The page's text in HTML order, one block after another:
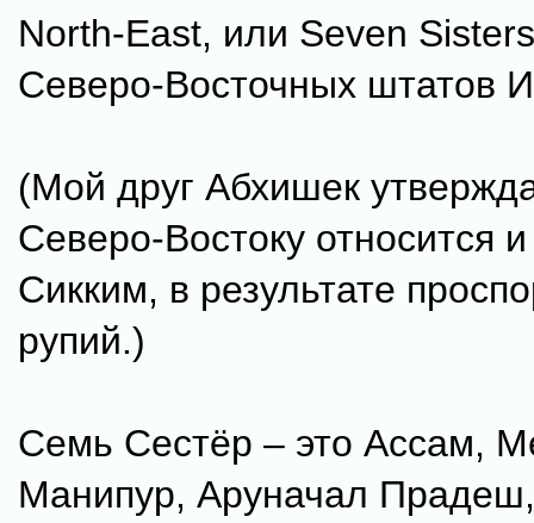
North-East, или Seven
Северо-Восточных штатов
(Мой друг Абхишек
Северо-Востоку относится
Сикким, в результате
рупий.)
Семь Сестёр – это Ассам,
Манипур, Аруначал